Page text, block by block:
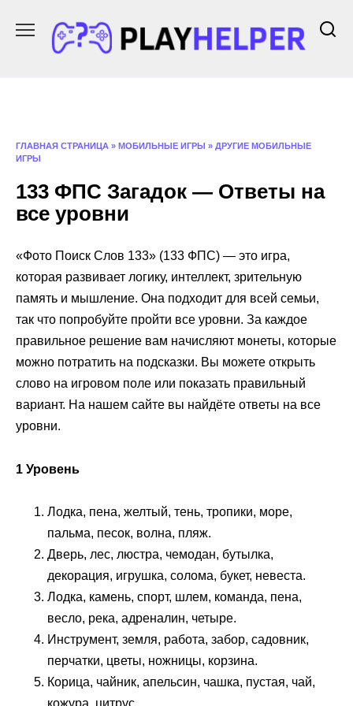
содержанию
ГЛАВНАЯ СТРАНИЦА » МОБИЛЬНЫЕ ИГРЫ » ДРУГИЕ МОБИЛЬНЫЕ
ИГРЫ
133 ФПС Загадок — Ответы на
все уровни
«Фото Поиск Слов 133» (133 ФПС) — это игра,
которая развивает логику, интеллект, зрительную
память и мышление. Она подходит для всей семьи,
так что попробуйте пройти все уровни. За каждое
правильное решение вам начисляют монеты, которые
можно потратить на подсказки. Вы можете открыть
слово на игровом поле или показать правильный
вариант. На нашем сайте вы найдёте ответы на все
уровни.
1 Уровень
Лодка, пена, желтый, тень, тропики, море,
пальма, песок, волна, пляж.
Дверь, лес, люстра, чемодан, бутылка,
декорация, игрушка, солома, букет, невеста.
Лодка, камень, спорт, шлем, команда, пена,
весло, река, адреналин, четыре.
Инструмент, земля, работа, забор, садовник,
перчатки, цветы, ножницы, корзина.
Корица, чайник, апельсин, чашка, пустая, чай,
кожура, цитрус.